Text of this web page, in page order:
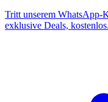
Tritt unserem
exklusive Deals, kostenlos.